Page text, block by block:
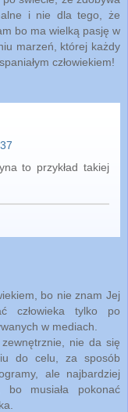
i nie dla tego, że
bo ma wielką pasję w
marzeń, której każdy
człowiekiem!
to przykład takiej
bo nie znam Jej
człowieka tylko po
w mediach.
nie da się
do celu, za sposób
ale najbardziej
bo musiała pokonać